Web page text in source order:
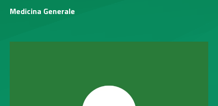
Medicina Generale